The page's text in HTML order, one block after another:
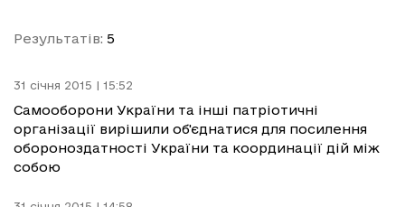
Результатів: 5
31 січня 2015 | 15:52
Самооборони України та інші патріотичні
організації вирішили об'єднатися для посилення
обороноздатності України та координації дій між
собою